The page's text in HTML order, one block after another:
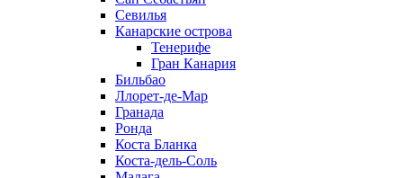
Севилья
Канарские острова
Тенерифе
Гран Канария
Бильбао
Ллорет-де-Мар
Гранада
Ронда
Коста Бланка
Коста-дель-Соль